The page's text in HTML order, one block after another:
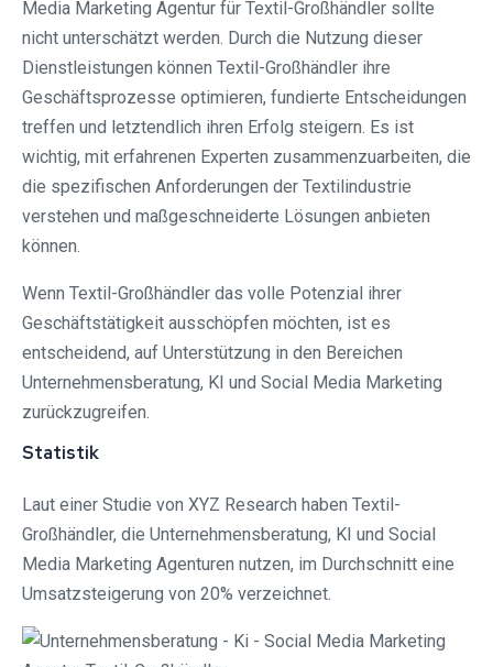
Media Marketing Agentur für Textil-Großhändler sollte
nicht unterschätzt werden. Durch die Nutzung dieser
Dienstleistungen können Textil-Großhändler ihre
Geschäftsprozesse optimieren, fundierte Entscheidungen
treffen und letztendlich ihren Erfolg steigern. Es ist
wichtig, mit erfahrenen Experten zusammenzuarbeiten, die
die spezifischen Anforderungen der Textilindustrie
verstehen und maßgeschneiderte Lösungen anbieten
können.
Wenn Textil-Großhändler das volle Potenzial ihrer
Geschäftstätigkeit ausschöpfen möchten, ist es
entscheidend, auf Unterstützung in den Bereichen
Unternehmensberatung, KI und Social Media Marketing
zurückzugreifen.
Statistik
Laut einer Studie von XYZ Research haben Textil-
Großhändler, die Unternehmensberatung, KI und Social
Media Marketing Agenturen nutzen, im Durchschnitt eine
Umsatzsteigerung von 20% verzeichnet.